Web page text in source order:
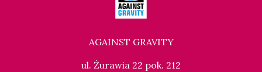
AGAINST GRAVITY
ul. Żurawia 22 pok. 212